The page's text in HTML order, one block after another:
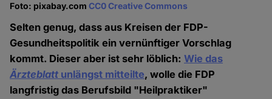
Foto: pixabay.comCC0 Creative Commons
Selten genug, dass aus Kreisen der FDP-
Gesundheitspolitik ein vernünftiger Vorschlag
kommt. Dieser aber ist sehr löblich:Wie das
Ärzteblatt unlängst mitteilte, wolle die FDP
langfristig das Berufsbild "Heilpraktiker"